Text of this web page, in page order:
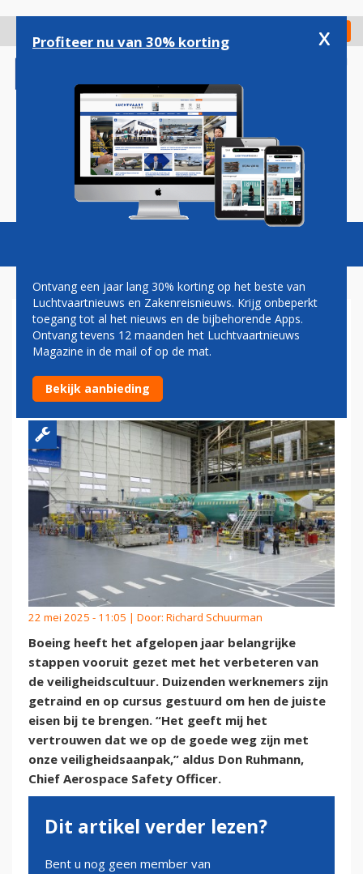
gaan
Check in
Magazine Podcasts Vacatures
BOEING: WE MAKEN
VOORUITGANG MET DE
VEILIGHEIDSCULTUUR
22 mei 2025 - 11:05 | Door: Richard Schuurman
Boeing heeft het afgelopen jaar belangrijke
stappen vooruit gezet met het verbeteren van
de veiligheidscultuur. Duizenden werknemers zijn
getraind en op cursus gestuurd om hen de juiste
eisen bij te brengen. “Het geeft mij het
vertrouwen dat we op de goede weg zijn met
onze veiligheidsaanpak,” aldus Don Ruhmann,
Chief Aerospace Safety Officer.
Dit artikel verder lezen?
Bent u nog geen member van
Profiteer nu van 30% korting x
Ontvang een jaar lang 30% korting op het beste van
Luchtvaartnieuws en Zakenreisnieuws. Krijg onbeperkt
toegang tot al het nieuws en de bijbehorende Apps.
Ontvang tevens 12 maanden het Luchtvaartnieuws
Magazine in de mail of op de mat.
Bekijk aanbieding